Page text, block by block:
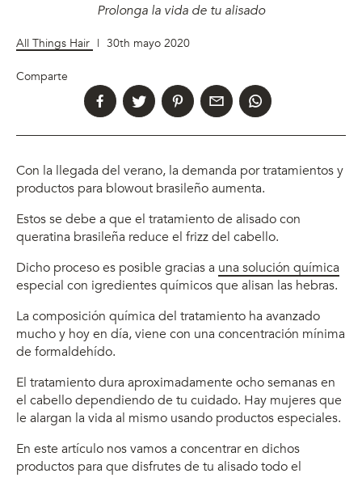
Prolonga la vida de tu alisado
All Things Hair | 30th mayo 2020
Comparte
Con la llegada del verano, la demanda por tratamientos y
productos para blowout brasileño aumenta.
Estos se debe a que el tratamiento de alisado con
queratina brasileña reduce el frizz del cabello.
Dicho proceso es posible gracias a una solución química
especial con igredientes químicos que alisan las hebras.
La composición química del tratamiento ha avanzado
mucho y hoy en día, viene con una concentración mínima
de formaldehído.
El tratamiento dura aproximadamente ocho semanas en
el cabello dependiendo de tu cuidado. Hay mujeres que
le alargan la vida al mismo usando productos especiales.
En este artículo nos vamos a concentrar en dichos
productos para que disfrutes de tu alisado todo el